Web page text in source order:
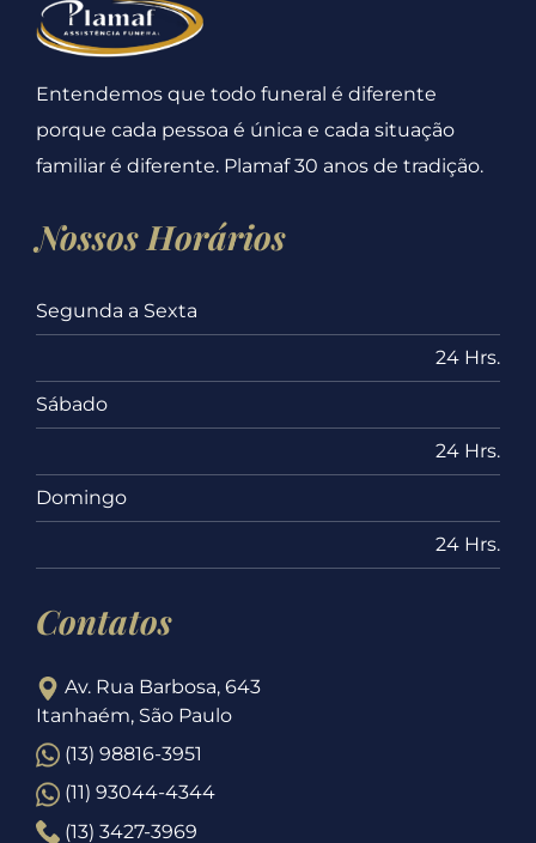
Entendemos que todo funeral é diferente
porque cada pessoa é única e cada situação
familiar é diferente. Plamaf 30 anos de tradição.
Nossos Horários
Segunda a Sexta
24 Hrs.
Sábado
24 Hrs.
Domingo
24 Hrs.
Contatos
Av. Rua Barbosa, 643
Itanhaém, São Paulo
(13) 98816-3951
(11) 93044-4344
(13) 3427-3969